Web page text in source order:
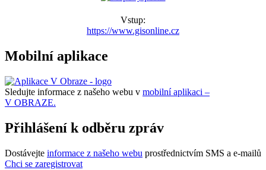
Vstup:
https://www.gisonline.cz
Mobilní aplikace
Sledujte informace z našeho webu v mobilní aplikaci –
V OBRAZE.
Přihlášení k odběru zpráv
Dostávejte informace z našeho webu prostřednictvím SMS a e-mailů
Chci se zaregistrovat